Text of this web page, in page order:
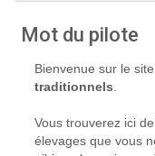
Mot du pilote
Bienvenue sur le
traditionnels
Vous trouverez ici
élevages que vous